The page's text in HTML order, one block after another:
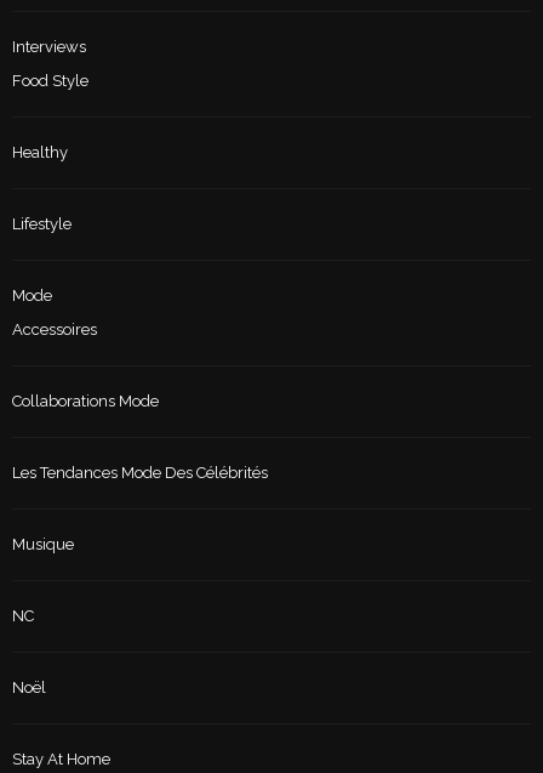
Interviews
Food Style
Healthy
Lifestyle
Mode
Accessoires
Collaborations Mode
Les Tendances Mode Des Célébrités
Musique
NC
Noël
Stay At Home